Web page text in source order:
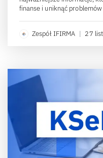
finanse i uniknąć
Zespół IFIRMA | 27